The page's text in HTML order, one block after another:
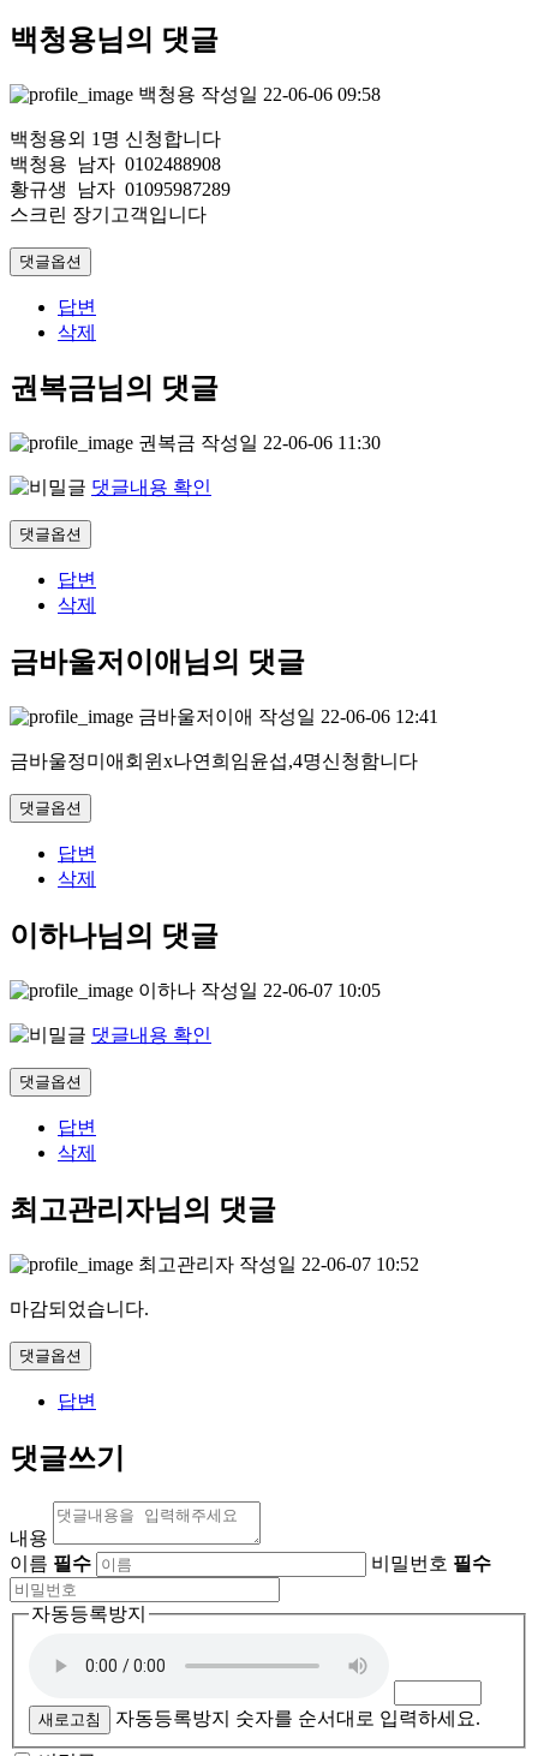
백청용님의 댓글
백청용 작성일 22-06-06 09:58
백청용외 1명 신청합니다
백청용 남자 0102488908
황규생 남자 01095987289
스크린 장기고객입니다
댓글옵션
답변
삭제
권복금님의 댓글
권복금 작성일 22-06-06 11:30
댓글내용 확인
댓글옵션
답변
삭제
금바울저이애님의 댓글
금바울저이애 작성일 22-06-06 12:41
금바울정미애회윈x나연희임윤섭,4명신청함니다
댓글옵션
답변
삭제
이하나님의 댓글
이하나 작성일 22-06-07 10:05
댓글내용 확인
댓글옵션
답변
삭제
최고관리자님의 댓글
최고관리자 작성일 22-06-07 10:52
마감되었습니다.
댓글옵션
답변
댓글쓰기
내용
이름 필수 비밀번호 필수
자동등록방지
새로고침 자동등록방지 숫자를 순서대로 입력하세요.